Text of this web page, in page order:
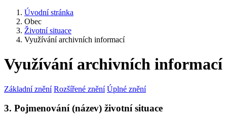
Úvodní stránka
Obec
Životní situace
Využívání archivních informací
Využívání archivních informací
Základní znění Rozšířené znění Úplné znění
3. Pojmenování (název) životní situace